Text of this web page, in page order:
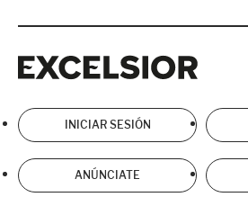
INICIAR SESIÓN
ANÚNCIATE